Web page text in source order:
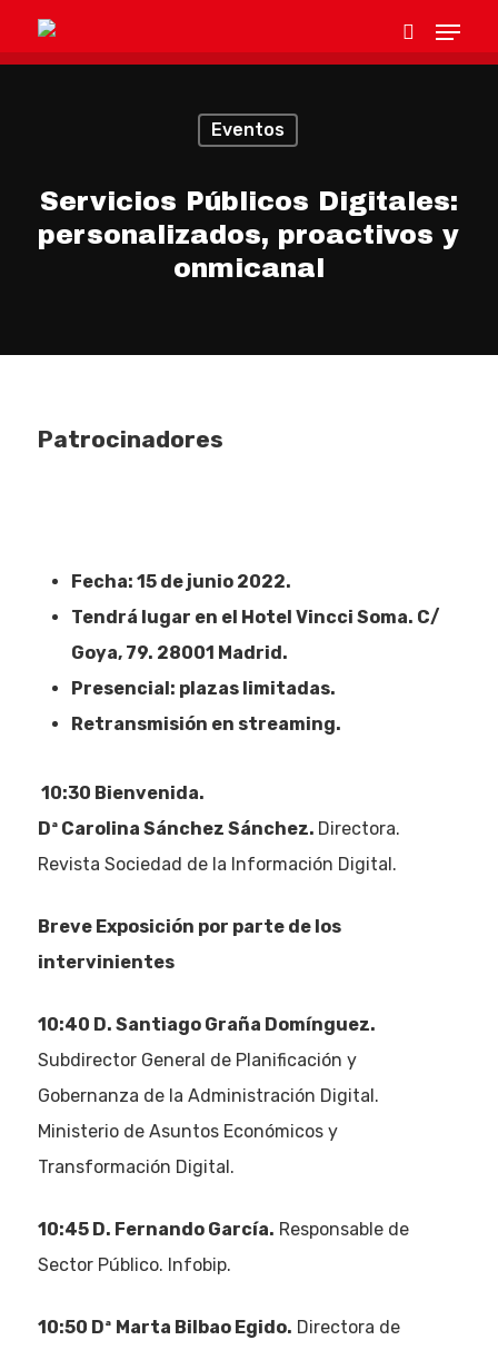
Hit enter to search or ESC to close
Eventos
Servicios Públicos Digitales:
personalizados, proactivos y
onmicanal
Patrocinadores
Fecha: 15 de junio 2022.
Tendrá lugar en el Hotel Vincci Soma. C/
Goya, 79. 28001 Madrid.
Presencial: plazas limitadas.
Retransmisión en streaming.
10:30 Bienvenida.
Dª Carolina Sánchez Sánchez. Directora.
Revista Sociedad de la Información Digital.
Breve Exposición por parte de los
intervinientes
10:40 D. Santiago Graña Domínguez.
Subdirector General de Planificación y
Gobernanza de la Administración Digital.
Ministerio de Asuntos Económicos y
Transformación Digital.
10:45 D. Fernando García. Responsable de
Sector Público. Infobip.
10:50 Dª Marta Bilbao Egido. Directora de